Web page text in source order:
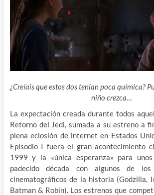
¿Creíais que estos dos tenían poca química?
niño crezca…
La expectación creada durante todos
Retorno del Jedi, sumada a su estreno a
plena eclosión de internet en Estados
Episodio I fuera el gran acontecimiento
1999 y la «única esperanza» para
padecido década con algunos de los
cinematográficos de la historia (Godzilla,
Batman & Robin). Los estrenos que